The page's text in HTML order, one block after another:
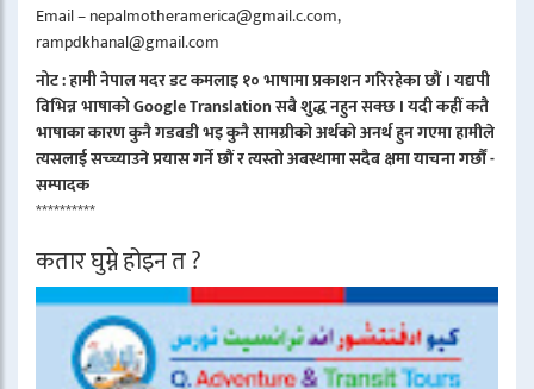
Email – nepalmotheramerica@gmail.c.com,
rampdkhanal@gmail.com
नोट : हामी नेपाल मदर डट कमलाइ १० भाषामा प्रकाशन गरिरहेका छौं । यद्यपी
विभिन्न भाषाको Google Translation सबै शुद्ध नहुन सक्छ । यदी कहीं कतै
भाषाका कारण कुनै गडबडी भइ कुनै सामग्रीको अर्थको अनर्थ हुन गएमा हामीले
त्यसलाई सच्च्याउने प्रयास गर्ने छौं र त्यस्तो अबस्थामा सदैब क्षमा याचना गर्छौं -
सम्पादक
**********
कतार घुम्ने होइन त ?